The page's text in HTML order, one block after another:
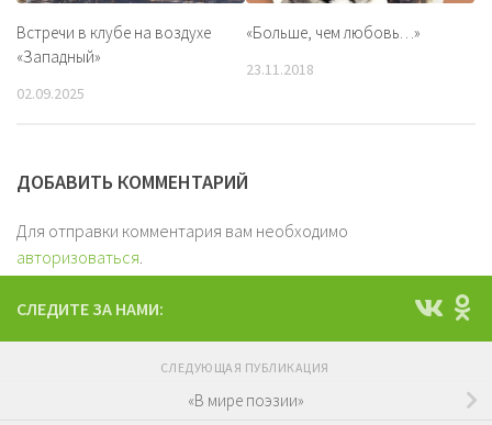
Встречи в клубе на воздухе
«Западный»
02.09.2025
«Больше, чем любовь…»
23.11.2018
ДОБАВИТЬ КОММЕНТАРИЙ
Для отправки комментария вам необходимо
авторизоваться
СЛЕДИТЕ ЗА НАМИ:
СЛЕДУЮЩАЯ ПУБЛИКАЦИЯ
«В мире поэзии»